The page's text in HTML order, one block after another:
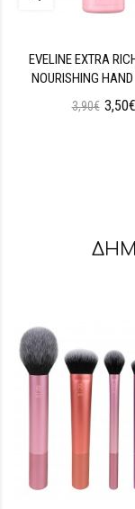
EVELINE EXTRA
NOURISHING
3,90€ 3,50€